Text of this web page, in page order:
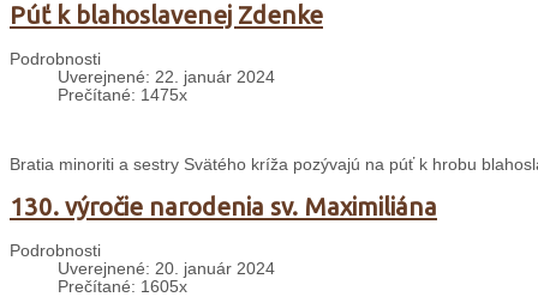
Púť k blahoslavenej Zdenke
Podrobnosti
Uverejnené: 22. január 2024
Prečítané: 1475x
Bratia minoriti a sestry Svätého kríža pozývajú na púť k hrobu
130. výročie narodenia sv. Maximiliána
Podrobnosti
Uverejnené: 20. január 2024
Prečítané: 1605x